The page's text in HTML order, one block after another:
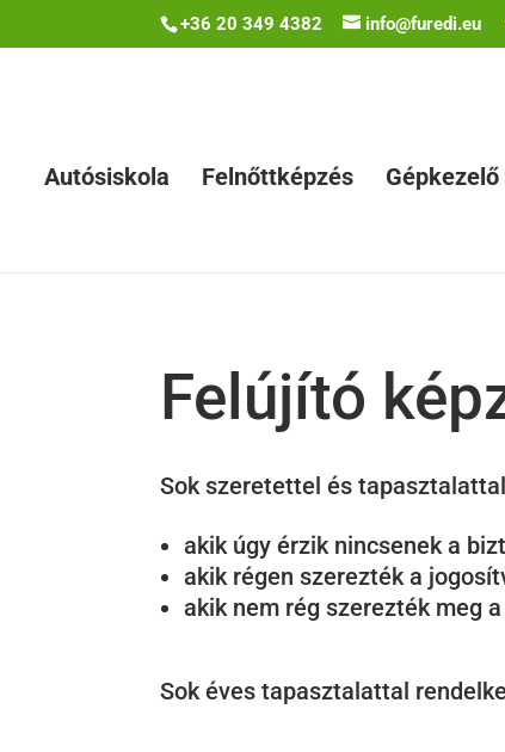
+36 20 349 4382 info@furedi.eu
Autósiskola Felnőttképzés
Felújító
Sok szeretettel és
akik úgy érzik nincsenek a
akik régen szerezték a
akik nem rég szerezték meg
Sok éves tapasztalattal